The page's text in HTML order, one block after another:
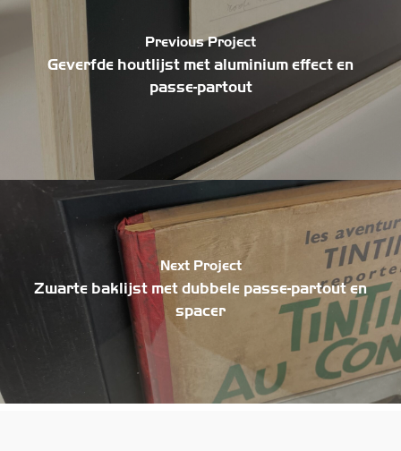
Previous Project
Geverfde houtlijst met aluminium effect en
passe-partout
Next Project
Zwarte baklijst met dubbele passe-partout en
spacer